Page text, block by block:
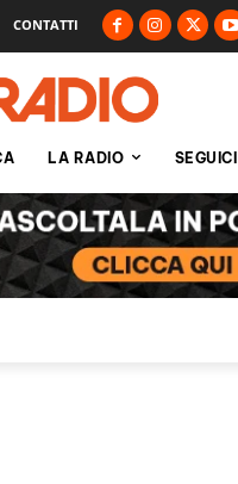
CONTATTI
LA RADIO SEGUICI